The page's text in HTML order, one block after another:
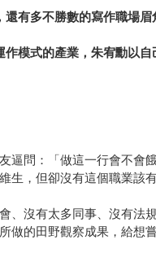
有多不勝數的寫作職場
模式的產業，朱宥勳以
逼問：「做這一行會不
生，但卻沒有這個職業該
、沒有太多同事、沒有
做的田野觀察成果，給想